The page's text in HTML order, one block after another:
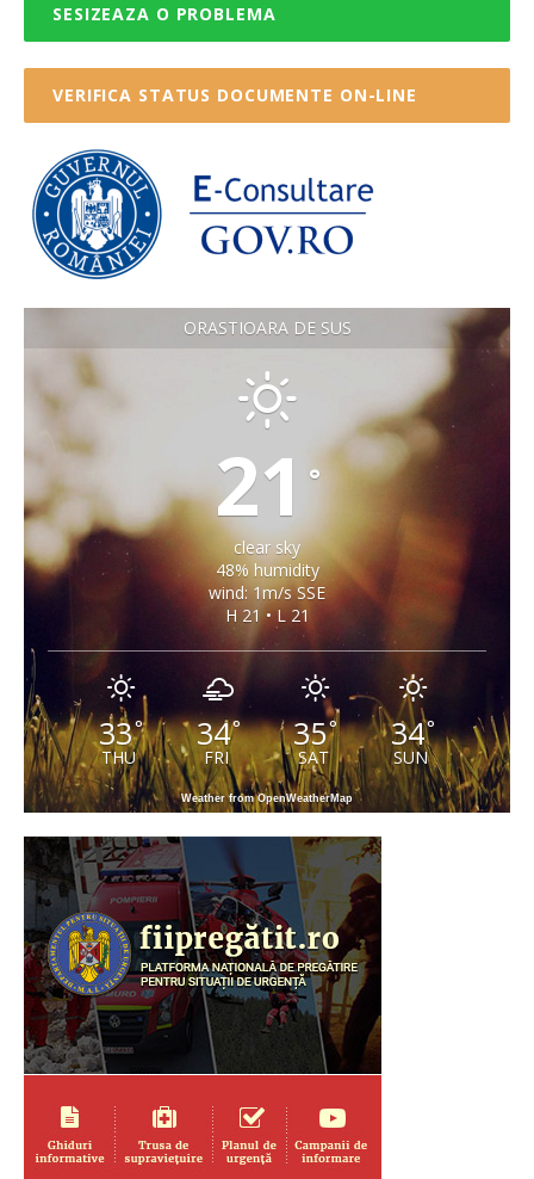
SESIZEAZA O PROBLEMA
VERIFICA STATUS DOCUMENTE ON-LINE
ORASTIOARA DE SUS
21 °
clear sky
48% humidity
wind: 1m/s SSE
H 21 • L 21
33°
THU
34°
FRI
35°
SAT
34°
SUN
Weather from OpenWeatherMap